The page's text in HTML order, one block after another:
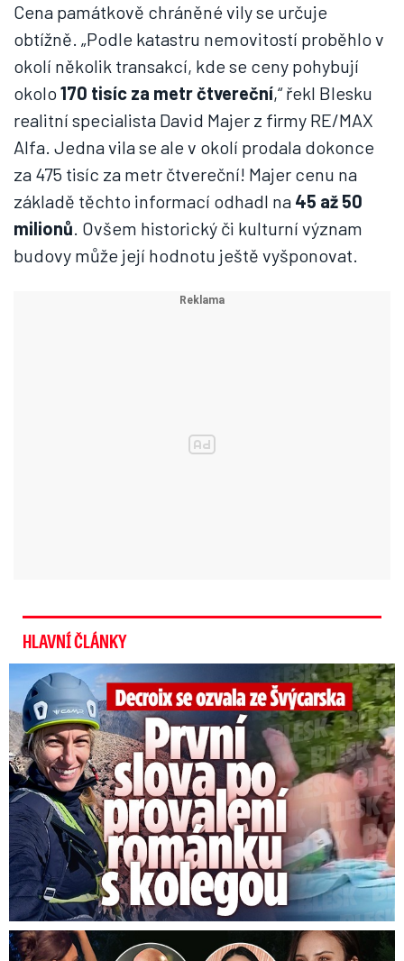
Cena památkově chráněné vily se určuje
obtížně. „Podle katastru nemovitostí proběhlo v
okolí několik transakcí, kde se ceny pohybují
okolo 170 tisíc za metr čtvereční,“ řekl Blesku
realitní specialista David Majer z firmy RE/MAX
Alfa. Jedna vila se ale v okolí prodala dokonce
za 475 tisíc za metr čtvereční! Majer cenu na
základě těchto informací odhadl na 45 až 50
milionů. Ovšem historický či kulturní význam
budovy může její hodnotu ještě vyšponovat.
HLAVNÍ ČLÁNKY
Decroix se ozvala z Alp: První slova po provalení románku
Dcera nemocného Willise a Moore se vdala: Tajemství šatů